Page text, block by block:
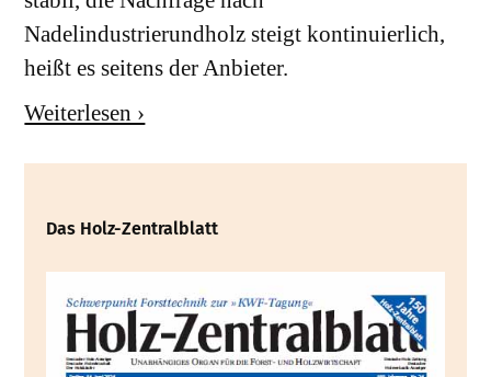
Nadelindustrierundholz steigt kontinuierlich,
heißt es seitens der Anbieter.
Weiterlesen ›
Das Holz-Zentralblatt